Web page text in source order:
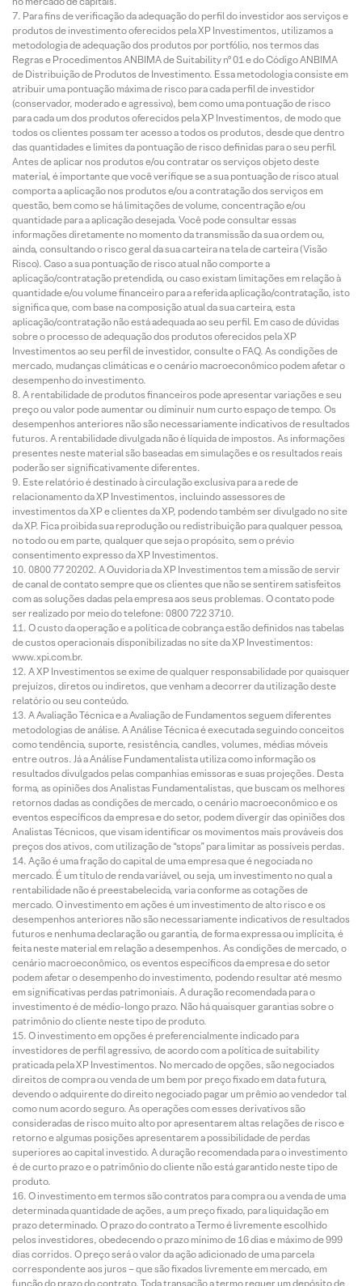
Para fins de verificação da adequação do perfil do investidor aos serviços e
produtos de investimento oferecidos pela XP Investimentos, utilizamos a
metodologia de adequação dos produtos por portfólio, nos termos das
Regras e Procedimentos ANBIMA de Suitability nº 01 e do Código ANBIMA
de Distribuição de Produtos de Investimento. Essa metodologia consiste em
atribuir uma pontuação máxima de risco para cada perfil de investidor
(conservador, moderado e agressivo), bem como uma pontuação de risco
para cada um dos produtos oferecidos pela XP Investimentos, de modo que
todos os clientes possam ter acesso a todos os produtos, desde que dentro
das quantidades e limites da pontuação de risco definidas para o seu perfil.
Antes de aplicar nos produtos e/ou contratar os serviços objeto deste
material, é importante que você verifique se a sua pontuação de risco atual
comporta a aplicação nos produtos e/ou a contratação dos serviços em
questão, bem como se há limitações de volume, concentração e/ou
quantidade para a aplicação desejada. Você pode consultar essas
informações diretamente no momento da transmissão da sua ordem ou,
ainda, consultando o risco geral da sua carteira na tela de carteira (Visão
Risco). Caso a sua pontuação de risco atual não comporte a
aplicação/contratação pretendida, ou caso existam limitações em relação à
quantidade e/ou volume financeiro para a referida aplicação/contratação, isto
significa que, com base na composição atual da sua carteira, esta
aplicação/contratação não está adequada ao seu perfil. Em caso de dúvidas
sobre o processo de adequação dos produtos oferecidos pela XP
Investimentos ao seu perfil de investidor, consulte o FAQ. As condições de
mercado, mudanças climáticas e o cenário macroeconômico podem afetar o
desempenho do investimento.
A rentabilidade de produtos financeiros pode apresentar variações e seu
preço ou valor pode aumentar ou diminuir num curto espaço de tempo. Os
desempenhos anteriores não são necessariamente indicativos de resultados
futuros. A rentabilidade divulgada não é líquida de impostos. As informações
presentes neste material são baseadas em simulações e os resultados reais
poderão ser significativamente diferentes.
Este relatório é destinado à circulação exclusiva para a rede de
relacionamento da XP Investimentos, incluindo assessores de
investimentos da XP e clientes da XP, podendo também ser divulgado no site
da XP. Fica proibida sua reprodução ou redistribuição para qualquer pessoa,
no todo ou em parte, qualquer que seja o propósito, sem o prévio
consentimento expresso da XP Investimentos.
0800 77 20202. A Ouvidoria da XP Investimentos tem a missão de servir
de canal de contato sempre que os clientes que não se sentirem satisfeitos
com as soluções dadas pela empresa aos seus problemas. O contato pode
ser realizado por meio do telefone: 0800 722 3710.
O custo da operação e a política de cobrança estão definidos nas tabelas
de custos operacionais disponibilizadas no site da XP Investimentos:
www.xpi.com.br.
A XP Investimentos se exime de qualquer responsabilidade por quaisquer
prejuízos, diretos ou indiretos, que venham a decorrer da utilização deste
relatório ou seu conteúdo.
A Avaliação Técnica e a Avaliação de Fundamentos seguem diferentes
metodologias de análise. A Análise Técnica é executada seguindo conceitos
como tendência, suporte, resistência, candles, volumes, médias móveis
entre outros. Já a Análise Fundamentalista utiliza como informação os
resultados divulgados pelas companhias emissoras e suas projeções. Desta
forma, as opiniões dos Analistas Fundamentalistas, que buscam os melhores
retornos dadas as condições de mercado, o cenário macroeconômico e os
eventos específicos da empresa e do setor, podem divergir das opiniões dos
Analistas Técnicos, que visam identificar os movimentos mais prováveis dos
preços dos ativos, com utilização de “stops” para limitar as possíveis perdas.
Ação é uma fração do capital de uma empresa que é negociada no
mercado. É um título de renda variável, ou seja, um investimento no qual a
rentabilidade não é preestabelecida, varia conforme as cotações de
mercado. O investimento em ações é um investimento de alto risco e os
desempenhos anteriores não são necessariamente indicativos de resultados
futuros e nenhuma declaração ou garantia, de forma expressa ou implícita, é
feita neste material em relação a desempenhos. As condições de mercado, o
cenário macroeconômico, os eventos específicos da empresa e do setor
podem afetar o desempenho do investimento, podendo resultar até mesmo
em significativas perdas patrimoniais. A duração recomendada para o
investimento é de médio-longo prazo. Não há quaisquer garantias sobre o
patrimônio do cliente neste tipo de produto.
O investimento em opções é preferencialmente indicado para
investidores de perfil agressivo, de acordo com a política de suitability
praticada pela XP Investimentos. No mercado de opções, são negociados
direitos de compra ou venda de um bem por preço fixado em data futura,
devendo o adquirente do direito negociado pagar um prêmio ao vendedor tal
como num acordo seguro. As operações com esses derivativos são
consideradas de risco muito alto por apresentarem altas relações de risco e
retorno e algumas posições apresentarem a possibilidade de perdas
superiores ao capital investido. A duração recomendada para o investimento
é de curto prazo e o patrimônio do cliente não está garantido neste tipo de
produto.
O investimento em termos são contratos para compra ou a venda de uma
determinada quantidade de ações, a um preço fixado, para liquidação em
prazo determinado. O prazo do contrato a Termo é livremente escolhido
pelos investidores, obedecendo o prazo mínimo de 16 dias e máximo de 999
dias corridos. O preço será o valor da ação adicionado de uma parcela
correspondente aos juros – que são fixados livremente em mercado, em
função do prazo do contrato. Toda transação a termo requer um depósito de